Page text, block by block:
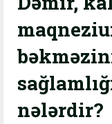
nələrdir?